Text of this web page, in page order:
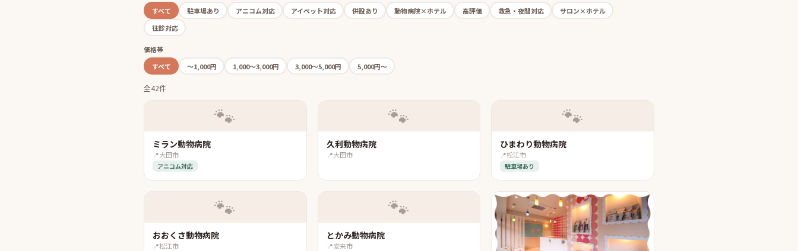
すべて
駐車場あり アニコム対応 アイペット対応 併設あり 動物病院×ホテル 高評価 救急・夜間対応
サロン×ホテル
往診対応
価格帯
すべて
〜1,000円 1,000〜3,000円 3,000〜5,000円 5,000円〜
全42件
🐾
ミラン動物病院
📍大田市
アニコム対応
🐾
久利動物病院
📍大田市
🐾
ひまわり動物病院
📍松江市
駐車場あり
🐾
おおくさ動物病院
📍松江市
🐾
とかみ動物病院
📍安来市